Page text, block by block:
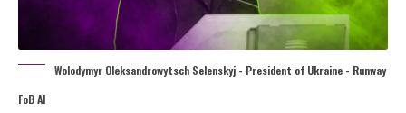
Wolodymyr Oleksandrowytsch Selenskyj - President of Ukraine - Runway
FoB AI